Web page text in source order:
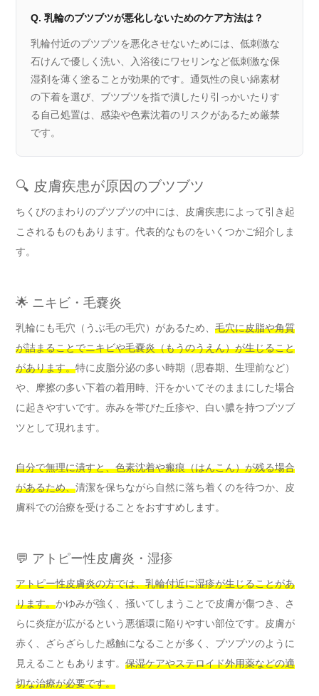
Q. 乳輪のブツブツが悪化しないためのケア方法は？
乳輪付近のブツブツを悪化させないためには、低刺激な
石けんで優しく洗い、入浴後にワセリンなど低刺激な保
湿剤を薄く塗ることが効果的です。通気性の良い綿素材
の下着を選び、ブツブツを指で潰したり引っかいたりす
る自己処置は、感染や色素沈着のリスクがあるため厳禁
です。
🔍 皮膚疾患が原因のブツブツ
ちくびのまわりのブツブツの中には、皮膚疾患によって引き起
こされるものもあります。代表的なものをいくつかご紹介しま
す。
🌟 ニキビ・毛嚢炎
乳輪にも毛穴（うぶ毛の毛穴）があるため、 毛穴に皮脂や角質
が詰まることでニキビや毛嚢炎（もうのうえん）が生じること
があります。特に皮脂分泌の多い時期（思春期、生理前など）
や、摩擦の多い下着の着用時、汗をかいてそのままにした場合
に起きやすいです。赤みを帯びた丘疹や、白い膿を持つブツブ
ツとして現れます。
自分で無理に潰すと、色素沈着や瘢痕（はんこん）が残る場合
があるため、清潔を保ちながら自然に落ち着くのを待つか、皮
膚科での治療を受けることをおすすめします。
💬 アトピー性皮膚炎・湿疹
アトピー性皮膚炎の方では、乳輪付近に湿疹が生じることがあ
ります。かゆみが強く、掻いてしまうことで皮膚が傷つき、さ
らに炎症が広がるという悪循環に陥りやすい部位です。皮膚が
赤く、ざらざらした感触になることが多く、ブツブツのように
見えることもあります。 保湿ケアやステロイド外用薬などの適
切な治療が必要です。